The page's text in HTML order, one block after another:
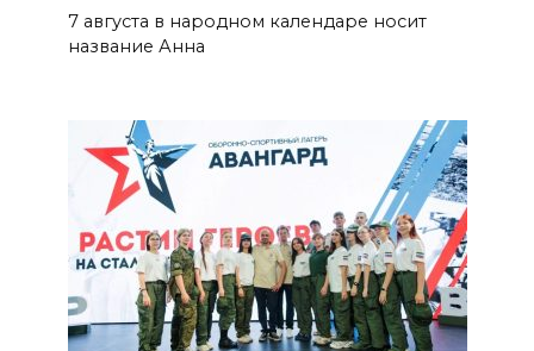
7 августа в народном календаре носит
название Анна